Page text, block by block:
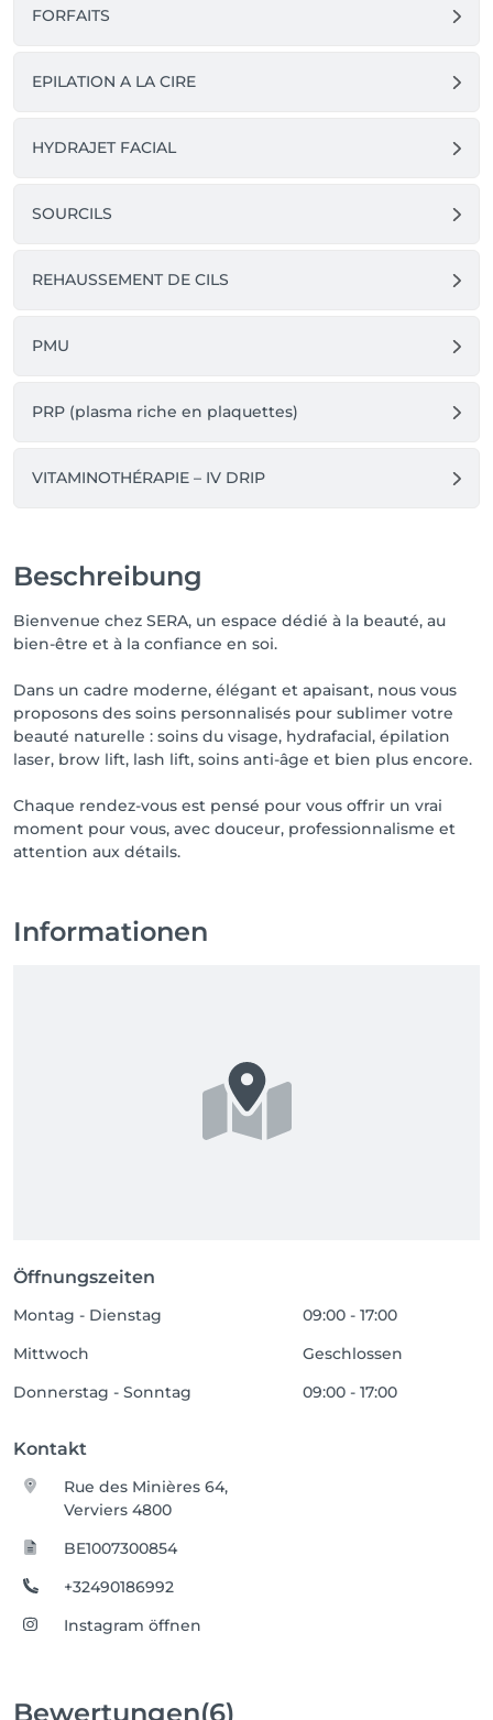
FORFAITS
EPILATION A LA CIRE
HYDRAJET FACIAL
SOURCILS
REHAUSSEMENT DE CILS
PMU
PRP (plasma riche en plaquettes)
VITAMINOTHÉRAPIE – IV DRIP
Beschreibung
Bienvenue chez SERA, un espace dédié à la beauté, au
bien-être et à la confiance en soi.
Dans un cadre moderne, élégant et apaisant, nous vous
proposons des soins personnalisés pour sublimer votre
beauté naturelle : soins du visage, hydrafacial, épilation
laser, brow lift, lash lift, soins anti-âge et bien plus encore.
Chaque rendez-vous est pensé pour vous offrir un vrai
moment pour vous, avec douceur, professionnalisme et
attention aux détails.
Informationen
Öffnungszeiten
Montag - Dienstag
09:00 - 17:00
Mittwoch
Geschlossen
Donnerstag - Sonntag
09:00 - 17:00
Kontakt
Rue des Minières 64,
Verviers 4800
BE1007300854
+32490186992
Instagram öffnen
Bewertungen(6)